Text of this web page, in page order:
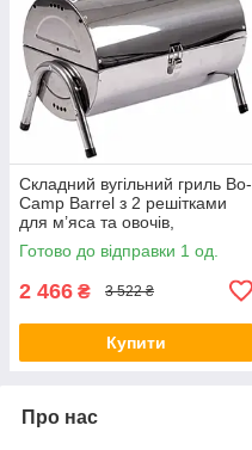
Складний вугільний гриль Bo-
Camp Barrel з 2 решітками
для м’яса та овочів,
нержавіюча сталь, сріблястий
Discounted
Готово до відправки 1 од.
2 466 ₴ 3 522 ₴
Купити
Про нас